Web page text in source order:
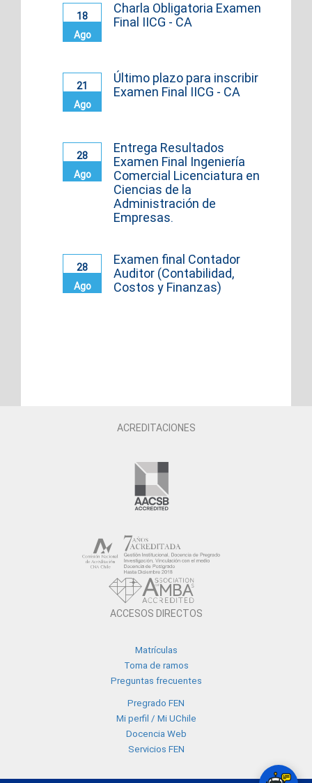
18
Ago
Charla Obligatoria Examen
Final IICG - CA
21
Ago
Último plazo para inscribir
Examen Final IICG - CA
28
Ago
Entrega Resultados
Examen Final Ingeniería
Comercial Licenciatura en
Ciencias de la
Administración de
Empresas.
28
Ago
Examen final Contador
Auditor (Contabilidad,
Costos y Finanzas)
ACREDITACIONES
ACCESOS DIRECTOS
Matrículas
Toma de ramos
Preguntas frecuentes
Pregrado FEN
Mi perfil / Mi UChile
Docencia Web
Servicios FEN